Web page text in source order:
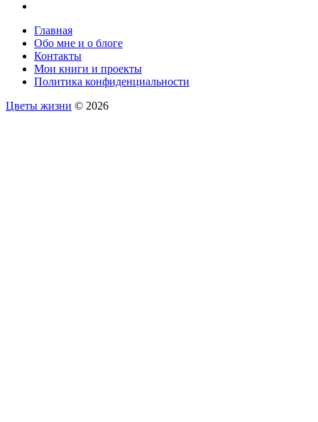
Главная
Обо мне и о блоге
Контакты
Мои книги и проекты
Политика конфиденциальности
Цветы жизни © 2026